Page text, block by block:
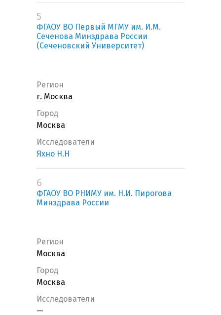
5
ФГАОУ ВО Первый МГМУ им. И.М.
Сеченова Минздрава России
(Сеченовский Университет)
Регион
г. Москва
Город
Москва
Исследователи
Яхно Н.Н
6
ФГАОУ ВО РНИМУ им. Н.И. Пирогова
Минздрава России
Регион
Москва
Город
Москва
Исследователи
—